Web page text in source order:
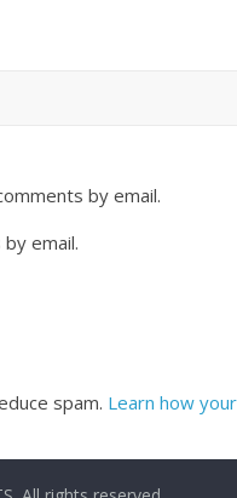
by email.
email.
spam. Learn how